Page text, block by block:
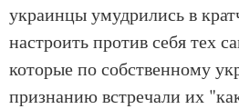
украинцы умудрились в
настроить против себя тех
которые по собственному
признанию встречали их